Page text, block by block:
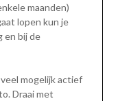
maanden)
lopen kun je
en bij de
mogelijk actief
Draai met